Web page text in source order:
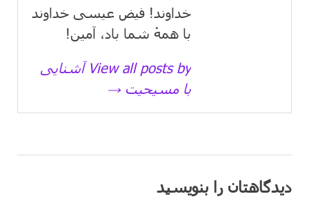
خداوند! فیض عیسی خداوند
با همهٔ شما باد، آمین!
View all posts by آشنایی
با مسیحیت →
دیدگاهتان را بنویسید